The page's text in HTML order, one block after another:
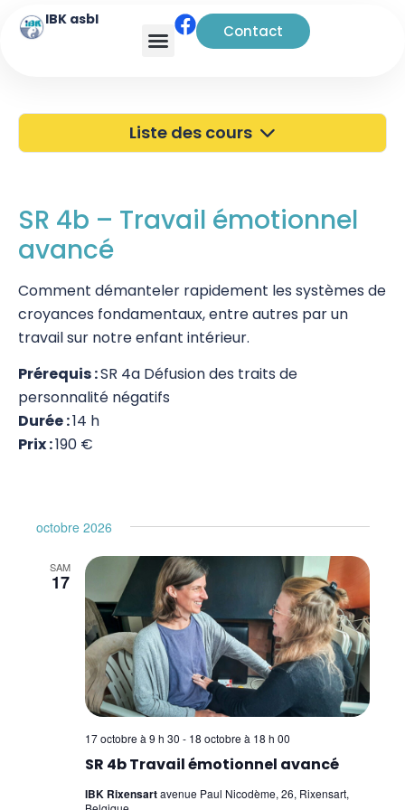
IBK asbl
Contact
Liste des cours
Portes Ouvertes
Atelier à Bruxelles
Découverte
Kinésiologie
Wellness Kinesiology/Stress Release
Stress Release Training Workshop
Stress Release 3
SR Proficiency
SR 4a Défusion des traits de personnalité
négatifs
SR 4b Travail émotionnel avancé
Système Immunitaire
8 Merveilleux Vaisseaux
SR 4b – Travail émotionnel
avancé
Comment démanteler rapidement les systèmes de
croyances fondamentaux, entre autres par un
travail sur notre enfant intérieur.
Prérequis :SR 4a Défusion des traits de
personnalité négatifs
Durée :14 h
Prix :190 €
octobre 2026
SAM
17
SR 4b Travail émotionnel avancé
17 octobre à 9 h 30 - 18 octobre à 18 h 00
IBK Rixensartavenue Paul Nicodème, 26, Rixensart,